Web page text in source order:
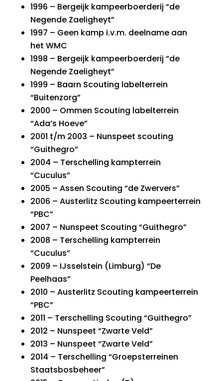
1996 – Bergeijk kampeerboerderij “de
Negende Zaeligheyt”
1997 – Geen kamp i.v.m. deelname aan
het WMC
1998 – Bergeijk kampeerboerderij “de
Negende Zaeligheyt”
1999 – Baarn Scouting labelterrein
“Buitenzorg”
2000 – Ommen Scouting labelterrein
“Ada’s Hoeve”
2001 t/m 2003 – Nunspeet scouting
“Guithegro”
2004 – Terschelling kampterrein
“Cuculus”
2005 – Assen Scouting “de Zwervers”
2006 – Austerlitz Scouting kampeerterrein
“PBC”
2007 – Nunspeet Scouting “Guithegro”
2008 – Terschelling kampterrein
“Cuculus”
2009 – IJsselstein (Limburg) “De
Peelhaas”
2010 – Austerlitz Scouting kampeerterrein
“PBC”
2011 – Terschelling Scouting “Guithegro”
2012 – Nunspeet “Zwarte Veld”
2013 – Nunspeet “Zwarte Veld”
2014 – Terschelling “Groepsterreinen
Staatsbosbeheer”